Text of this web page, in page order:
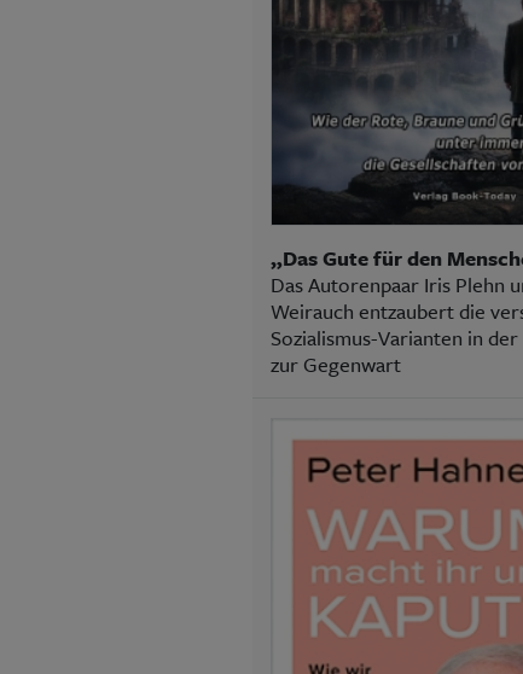
„Das Gute für den
Das Autorenpaar Iris Plehn
Weirauch entzaubert die
Sozialismus-Varianten in
zur Gegenwart